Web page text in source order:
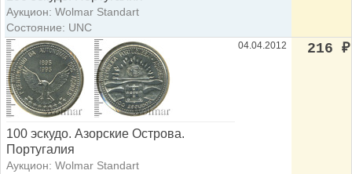
Аукцион: Wolmar Standart
Состояние: UNC
100 эскудо. Азорские Острова.
Португалия
Аукцион: Wolmar Standart
04.04.2012 216 ₽